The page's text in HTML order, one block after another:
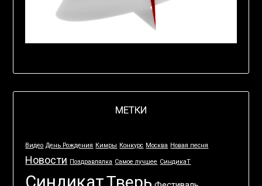
МЕТКИ
Видео День Рождения Кимры Конкурс Москва Новая песня
Новости Поздравлялка Самое лучшее СиндикаТ
СиндикатТверь